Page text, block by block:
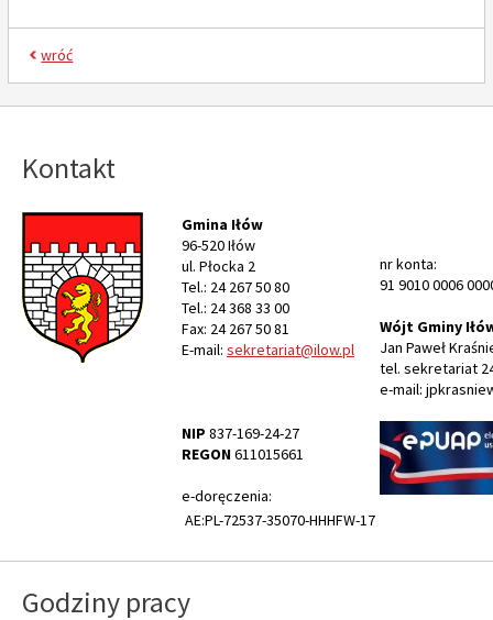
wróć
Kontakt
Gmina Iłów
96-520 Iłów
ul. Płocka 2
Tel.: 24 267 50 80
Tel.: 24 368 33 00
Fax: 24 267 50 81
E-mail: sekretariat@ilow.pl
NIP 837-169-24-27
REGON611015661
e-doręczenia:
AE:PL-72537-35070-HHHFW-17
nr konta:
91 9010 0006
Wójt Gminy
Jan Paweł
tel. sekretariat
e-mail:
Godziny pracy